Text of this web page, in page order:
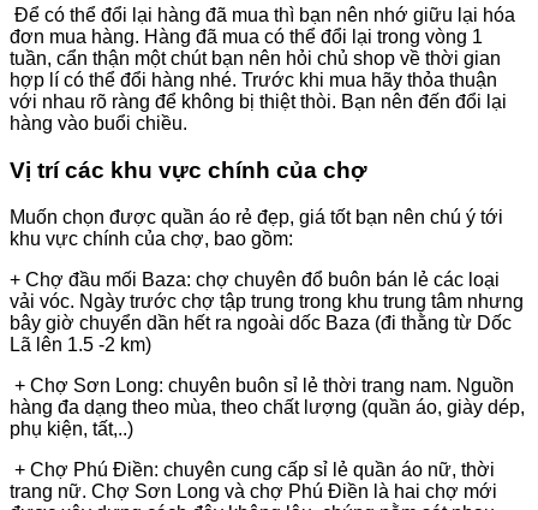
Để có thể đổi lại hàng đã mua thì bạn nên nhớ giữu lại hóa
đơn mua hàng. Hàng đã mua có thể đổi lại trong vòng 1
tuần, cẩn thận một chút bạn nên hỏi chủ shop về thời gian
hợp lí có thể đổi hàng nhé. Trước khi mua hãy thỏa thuận
với nhau rõ ràng để không bị thiệt thòi. Bạn nên đến đổi lại
hàng vào buổi chiều.
Vị trí các khu vực chính của chợ
Muốn chọn được quần áo rẻ đẹp, giá tốt bạn nên chú ý tới
khu vực chính của chợ, bao gồm:
+ Chợ đầu mối Baza: chợ chuyên đổ buôn bán lẻ các loại
vải vóc. Ngày trước chợ tập trung trong khu trung tâm nhưng
bây giờ chuyển dần hết ra ngoài dốc Baza (đi thằng từ Dốc
Lã lên 1.5 -2 km)
+ Chợ Sơn Long: chuyên buôn sỉ lẻ thời trang nam. Nguồn
hàng đa dạng theo mùa, theo chất lượng (quần áo, giày dép,
phụ kiện, tất,..)
+ Chợ Phú Điền: chuyên cung cấp sỉ lẻ quần áo nữ, thời
trang nữ. Chợ Sơn Long và chợ Phú Điền là hai chợ mới